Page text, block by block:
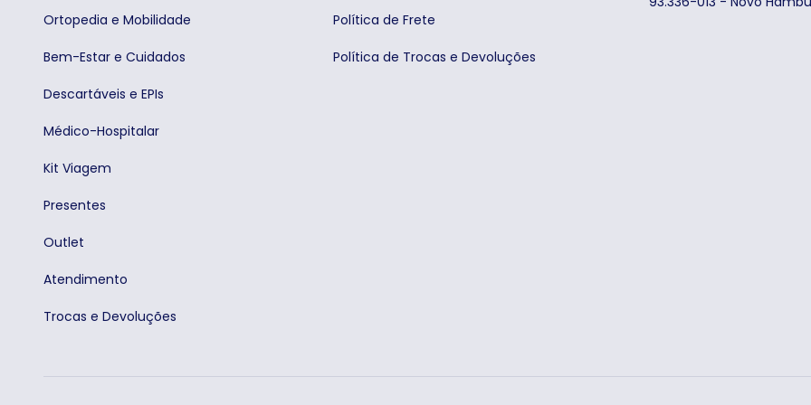
Ortopedia e Mobilidade
Bem-Estar e Cuidados
Descartáveis e EPIs
Médico-Hospitalar
Kit Viagem
Presentes
Outlet
Atendimento
Trocas e Devoluções
Política de Frete
Política de Trocas e Devoluções